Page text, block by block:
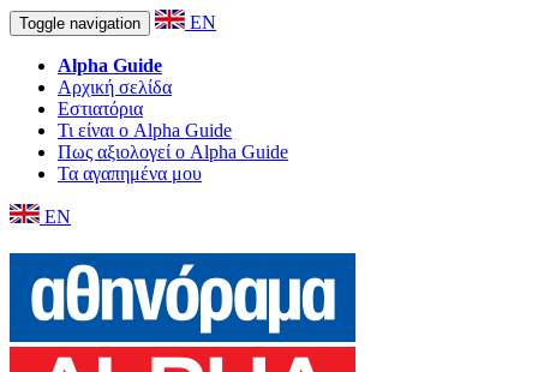
Toggle navigation EN
Alpha Guide
Αρχική σελίδα
Εστιατόρια
Τι είναι ο Alpha Guide
Πως αξιολογεί ο Alpha Guide
Τα αγαπημένα μου
EN